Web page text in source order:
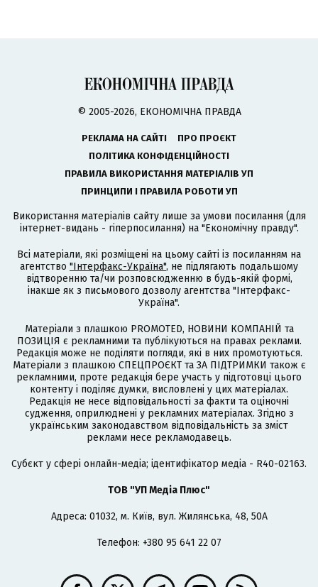
© 2005-2026, ЕКОНОМІЧНА ПРАВДА
РЕКЛАМА НА САЙТІ
ПРО ПРОЄКТ
ПОЛІТИКА КОНФІДЕНЦІЙНОСТІ
ПРАВИЛА ВИКОРИСТАННЯ МАТЕРІАЛІВ УП
ПРИНЦИПИ І ПРАВИЛА РОБОТИ УП
Використання матеріалів сайту лише за умови посилання (для
інтернет-видань - гіперпосилання) на "Економічну правду".
Всі матеріали, які розміщені на цьому сайті із посиланням на
агентство "Інтерфакс-Україна", не підлягають подальшому
відтворенню та/чи розповсюдженню в будь-якій формі,
інакше як з письмового дозволу агентства "Інтерфакс-
Україна".
Матеріали з плашкою PROMOTED, НОВИНИ КОМПАНІЙ та
ПОЗИЦІЯ є рекламними та публікуються на правах реклами.
Редакція може не поділяти погляди, які в них промотуються.
Матеріали з плашкою СПЕЦПРОЄКТ та ЗА ПІДТРИМКИ також є
рекламними, проте редакція бере участь у підготовці цього
контенту і поділяє думки, висловлені у цих матеріалах.
Редакція не несе відповідальності за факти та оціночні
судження, оприлюднені у рекламних матеріалах. Згідно з
українським законодавством відповідальність за зміст
реклами несе рекламодавець.
Cубєкт у сфері онлайн-медіа; ідентифікатор медіа - R40-02163.
ТОВ "УП Медіа Плюс"
Адреса: 01032, м. Київ, вул. Жилянська, 48, 50А
Телефон: +380 95 641 22 07